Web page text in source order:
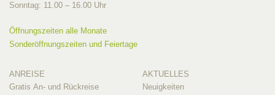
Sonntag: 11.00 – 16.00 Uhr
Öffnungszeiten alle Monate
Sonderöffnungszeiten und Feiertage
ANREISE
Gratis An- und Rückreise
AKTUELLES
Neuigkeiten